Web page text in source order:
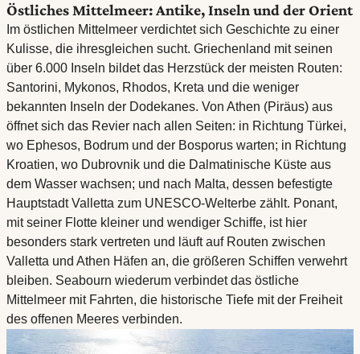
Östliches Mittelmeer: Antike, Inseln und der Orient
Im östlichen Mittelmeer verdichtet sich Geschichte zu einer
Kulisse, die ihresgleichen sucht. Griechenland mit seinen
über 6.000 Inseln bildet das Herzstück der meisten Routen:
Santorini, Mykonos, Rhodos, Kreta und die weniger
bekannten Inseln der Dodekanes. Von Athen (Piräus) aus
öffnet sich das Revier nach allen Seiten: in Richtung Türkei,
wo Ephesos, Bodrum und der Bosporus warten; in Richtung
Kroatien, wo Dubrovnik und die Dalmatinische Küste aus
dem Wasser wachsen; und nach Malta, dessen befestigte
Hauptstadt Valletta zum UNESCO-Welterbe zählt. Ponant,
mit seiner Flotte kleiner und wendiger Schiffe, ist hier
besonders stark vertreten und läuft auf Routen zwischen
Valletta und Athen Häfen an, die größeren Schiffen verwehrt
bleiben. Seabourn wiederum verbindet das östliche
Mittelmeer mit Fahrten, die historische Tiefe mit der Freiheit
des offenen Meeres verbinden.